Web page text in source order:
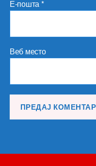
Е-пошта*
Веб место